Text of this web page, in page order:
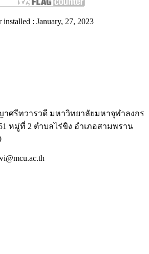
installed : January, 27, 2023
ศรีทวารวดี มหาวิทยาลัยมหาจุฬาลงกร
หมู่ที่ 2 ตำบลไร่ขิง อำเภอสามพราน